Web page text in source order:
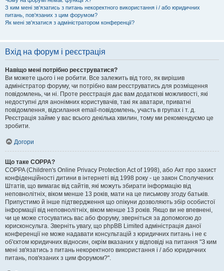
З ким мені зв'язатись з питань некоректного використання і / або юридичних
питань, пов'язаних з цим форумом?
Як мені зв'язатися з адміністратором конференції?
Вхід на форум і реєстрація
Навіщо мені потрібно реєструватися?
Ви можете цього і не робити. Все залежить від того, як вирішив
адміністратор форуму, чи потрібно вам реєструватись для розміщення
повідомлень, чи ні. Проте реєстрація дає вам додаткові можливості, які
недоступні для анонімних користувачів, такі як аватари, приватні
повідомлення, відсилання email-повідомлень, участь в групах і т. д.
Реєстрація займе у вас всього декілька хвилин, тому ми рекомендуємо це
зробити.
Догори
Що таке COPPA?
COPPA (Children's Online Privacy Protection Act of 1998), або Акт про захист
конфіденційності дитини в інтернеті від 1998 року - це закон Сполучених
Штатів, що вимагає від сайтів, які можуть збирати інформацію від
неповнолітніх, віком менше 13 років, мати на це письмову згоду батьків.
Припустимо й інше підтвердження що опікуни дозволяють збір особистої
інформації від неповнолітніх, віком менше 13 років. Якщо ви не впевнені,
чи це може стосуватись вас або форуму, зверніться за допомогою до
юрисконсульта. Зверніть увагу, що phpBB Limited адміністрація даної
конференції не може надавати консультацій з юридичних питань і не є
об'єктом юридичних відносин, окрім вказаних у відповіді на питання "З ким
мені зв'язатись з питань некоректного використання і / або юридичних
питань, пов'язаних з цим форумом?".